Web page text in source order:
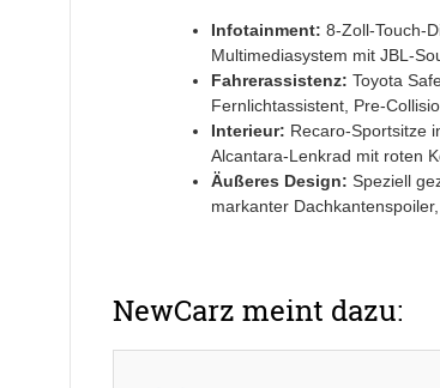
Infotainment: 8-Zoll-Touch-
Multimediasystem mit JBL-
Fahrerassistenz: Toyota
Fernlichtassistent, Pre-
Interieur: Recaro-Sportsitze
Alcantara-Lenkrad mit roten
Äußeres Design: Speziell
markanter
NewCarz meint dazu: